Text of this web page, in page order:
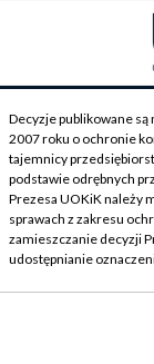
Decyzje publikowane są
2007 roku o ochronie
tajemnicy
podstawie odrębnych
Prezesa UOKiK należy
sprawach z zakresu
zamieszczanie decyzji
udostępnianie